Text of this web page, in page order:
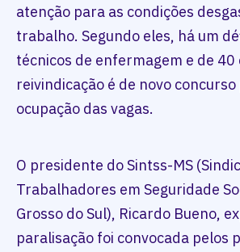
atenção para as condições
trabalho. Segundo eles, há um
técnicos de enfermagem e de
reivindicação é de novo
ocupação das vagas.
O presidente do Sintss-MS
Trabalhadores em Seguridade
Grosso do Sul), Ricardo Bueno,
paralisação foi convocada pelos